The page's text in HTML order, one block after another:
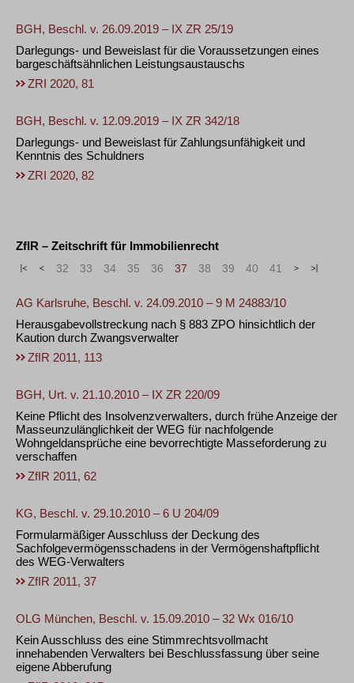
BGH, Beschl. v. 26.09.2019 – IX ZR 25/19
Darlegungs- und Beweislast für die Voraussetzungen eines
bargeschäftsähnlichen Leistungsaustauschs
ZRI 2020, 81
BGH, Beschl. v. 12.09.2019 – IX ZR 342/18
Darlegungs- und Beweislast für Zahlungsunfähigkeit und
Kenntnis des Schuldners
ZRI 2020, 82
ZfIR – Zeitschrift für Immobilienrecht
« < 32 33 34 35 36 37 38 39 40 41 > »
AG Karlsruhe, Beschl. v. 24.09.2010 – 9 M 24883/10
Herausgabevollstreckung nach § 883 ZPO hinsichtlich der
Kaution durch Zwangsverwalter
ZfIR 2011, 113
BGH, Urt. v. 21.10.2010 – IX ZR 220/09
Keine Pflicht des Insolvenzverwalters, durch frühe Anzeige der
Masseunzulänglichkeit der WEG für nachfolgende
Wohngeldansprüche eine bevorrechtigte Masseforderung zu
verschaffen
ZfIR 2011, 62
KG, Beschl. v. 29.10.2010 – 6 U 204/09
Formularmäßiger Ausschluss der Deckung des
Sachfolgevermögensschadens in der Vermögenshaftpflicht
des WEG-Verwalters
ZfIR 2011, 37
OLG München, Beschl. v. 15.09.2010 – 32 Wx 016/10
Kein Ausschluss des eine Stimmrechtsvollmacht
innehabenden Verwalters bei Beschlussfassung über seine
eigene Abberufung